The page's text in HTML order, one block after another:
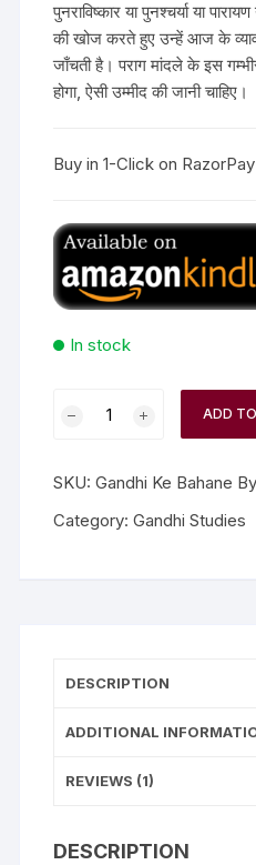
पुनराविष्कार या पुनश्चर्या या
की खोज करते हुए उन्हें आज के
जाँचती है। पराग मांदले के इस
होगा, ऐसी उम्मीद की जानी चाहिए।
Buy in 1-Click on
In stock
ADD
SKU:Gandhi Ke Bahane
Category:Gandhi Studies
DESCRIPTION
ADDITIONAL
REVIEWS (1)
DESCRIPTION